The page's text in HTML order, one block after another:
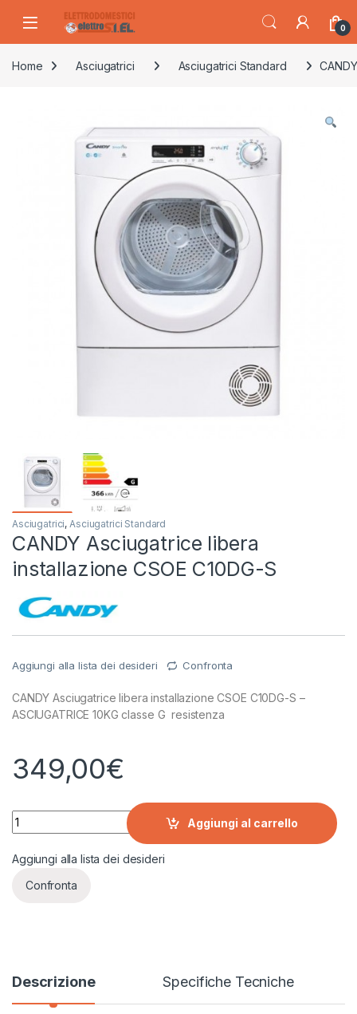
0
Home Asciugatrici Asciugatrici Standard
Asciugatrici,Asciugatrici Standard
CANDY Asciugatrice libera
installazione CSOE C10DG-S
Aggiungi alla lista dei desideri Confronta
CANDY Asciugatrice libera installazione CSOE C10DG-S –
ASCIUGATRICE 10KG classe G resistenza
349,00€
CANDY Asciugatrice libera installazione CSOE C10DG-S
Aggiungi al carrello
Aggiungi alla lista dei desideri
Confronta
Descrizione Specifiche Tecniche